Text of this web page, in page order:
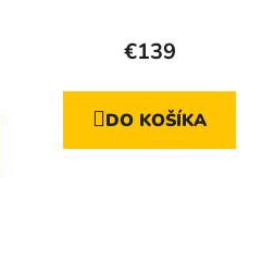
hodnotenie
je
5,0
€139
DO KOŠÍKA